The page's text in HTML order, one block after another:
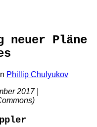
neuer Pläne
Phillip Chulyukov
2017 |